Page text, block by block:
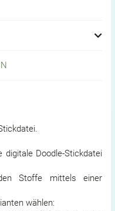
Doodle-Stickdatei
Stoffe mittels einer
wählen: